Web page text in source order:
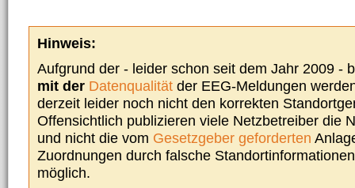
Hinweis:
Aufgrund der - leider schon seit dem Jahr 2009 -
mit der Datenqualität der EEG-Meldungen
derzeit leider noch nicht den korrekten
Offensichtlich publizieren viele Netzbetreiber die
und nicht die vom Gesetzgeber geforderten
Zuordnungen durch falsche
möglich.